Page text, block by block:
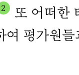
2
또 어떠한
여 평가원